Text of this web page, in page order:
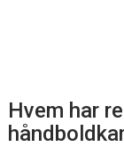
Hvem har